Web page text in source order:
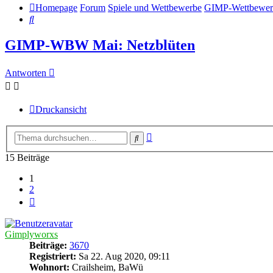
Homepage Forum Spiele und Wettbewerbe GIMP-
Suche
GIMP-WBW Mai: Netzblüten
Antworten
Druckansicht
Suche
15 Beiträge
1
2
Gimplyworxs
Beiträge: 3670
Registriert: Sa 22. Aug 2020, 09:11
Wohnort: Crailsheim, BaWü